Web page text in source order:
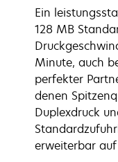
Ein
128 MB
Minute, auch
perfekter
denen
Duplexdruck
erweiterbar